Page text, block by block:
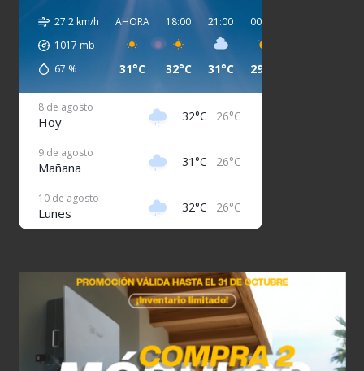
27.2 km/h
1017 mb
67 %
AHORA
31°C
18:00
32°C
21:00
31°C
00:00
29°C
8 de agosto
Hoy 32°C 26°C
9 de agosto
Mañana 31°C 26°C
10 de agosto
Lunes 32°C 26°C
12 de agosto
Miércoles 32°C 26°C
13 de agosto
Jueves 32°C 27°C